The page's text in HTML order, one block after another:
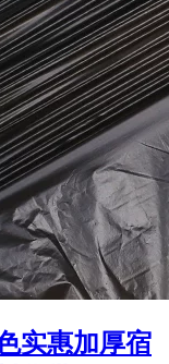
实惠加厚宿